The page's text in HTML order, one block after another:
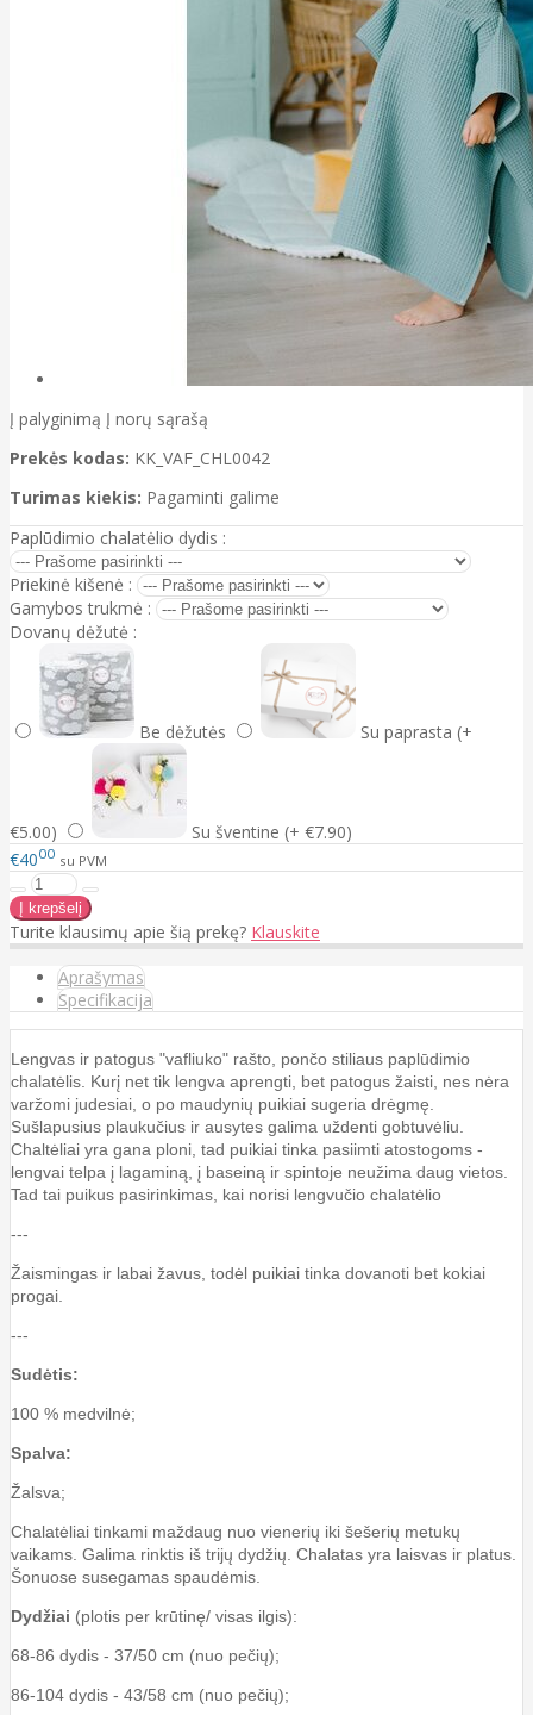
Į palyginimą Į norų sąrašą
Prekės kodas: KK_VAF_CHL0042
Turimas kiekis: Pagaminti galime
Paplūdimio chalatėlio dydis :
Priekinė kišenė :
Gamybos trukmė :
Dovanų dėžutė :
Be dėžutės Su paprasta (+
€5.00)
Su šventine (+ €7.90)
€4000 su PVM
Turite klausimų apie šią prekę? Klauskite
Aprašymas
Specifikacija
Lengvas ir patogus "vafliuko" rašto, pončo stiliaus paplūdimio
chalatėlis. Kurį net tik lengva aprengti, bet patogus žaisti, nes nėra
varžomi judesiai, o po maudynių puikiai sugeria drėgmę.
Sušlapusius plaukučius ir ausytes galima uždenti gobtuvėliu.
Chaltėliai yra gana ploni, tad puikiai tinka pasiimti atostogoms -
lengvai telpa į lagaminą, į baseiną ir spintoje neužima daug vietos.
Tad tai puikus pasirinkimas, kai norisi lengvučio chalatėlio
---
Žaismingas ir labai žavus, todėl puikiai tinka dovanoti bet kokiai
progai.
---
Sudėtis:
100 % medvilnė;
Spalva:
Žalsva;
Chalatėliai tinkami maždaug nuo vienerių iki šešerių metukų
vaikams. Galima rinktis iš trijų dydžių. Chalatas yra laisvas ir platus.
Šonuose susegamas spaudėmis.
Dydžiai (plotis per krūtinę/ visas ilgis):
68-86 dydis - 37/50 cm (nuo pečių);
86-104 dydis - 43/58 cm (nuo pečių);